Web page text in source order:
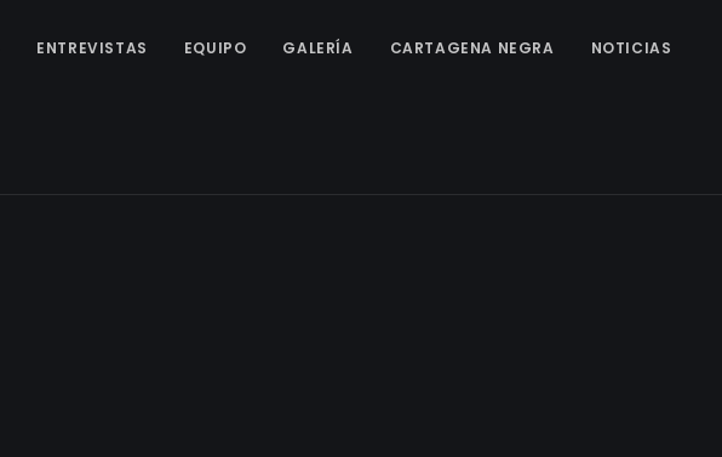
ENTREVISTAS EQUIPO GALERÍA CARTAGENA NEGRA NOTICIAS